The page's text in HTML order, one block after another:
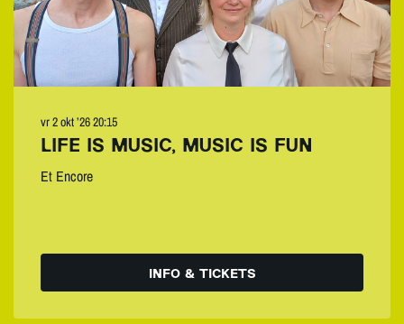
LIFE IS MUSIC, MUSIC IS FUN
Et Encore
vr 2 okt ’2620:15
INFO & TICKETS